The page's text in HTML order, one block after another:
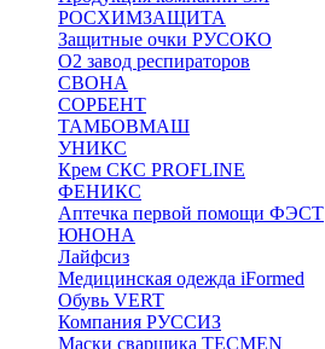
РОСХИМЗАЩИТА
Защитные очки РУСОКО
О2 завод респираторов
СВОНА
СОРБЕНТ
ТАМБОВМАШ
УНИКС
Крем СКС PROFLINE
ФЕНИКС
Аптечка первой помощи ФЭСТ
ЮНОНА
Лайфсиз
Медицинская одежда iFormed
Обувь VERT
Компания РУССИЗ
Маски сварщика TECMEN